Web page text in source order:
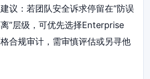
议：若团队安全诉求停留在“防误
”层级，可优先选择Enterprise
合规审计，需审慎评估或另寻他